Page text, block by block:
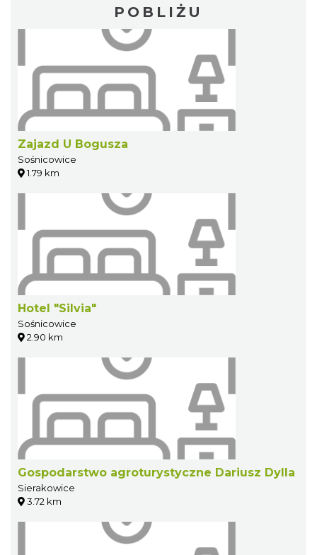
POBLIŻU
Zajazd U Bogusza
Sośnicowice
1.79 km
Hotel "Silvia"
Sośnicowice
2.90 km
Gospodarstwo agroturystyczne Dariusz Dylla
Sierakowice
3.72 km